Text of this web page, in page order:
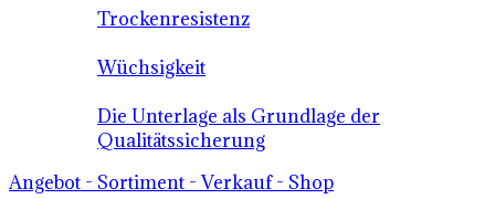
Trockenresistenz
Wüchsigkeit
Die Unterlage als Grundlage der
Qualitätssicherung
Angebot - Sortiment - Verkauf - Shop